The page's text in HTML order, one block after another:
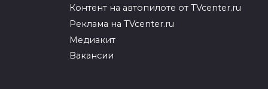
Контент на автопилоте от TVcenter.ru
Реклама на TVcenter.ru
Медиакит
Вакансии